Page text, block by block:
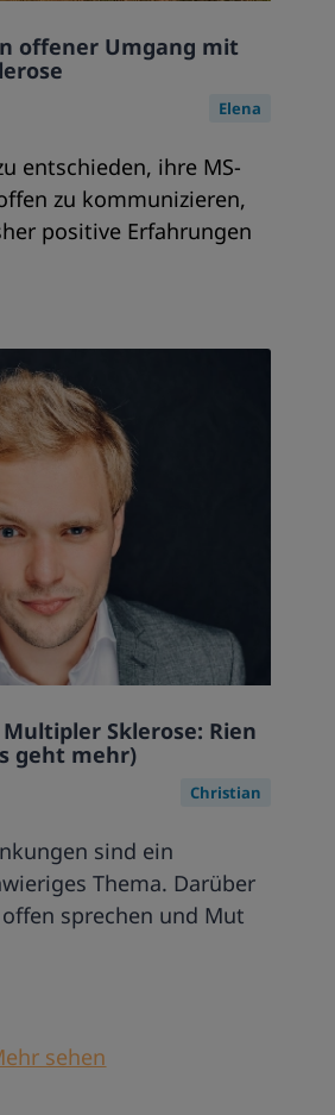
offener Umgang mit
Elena
entschieden, ihre MS-
zu kommunizieren,
positive Erfahrungen
Sklerose: Rien
geht mehr)
Christian
sind ein
Thema. Darüber
sprechen und Mut
sehen